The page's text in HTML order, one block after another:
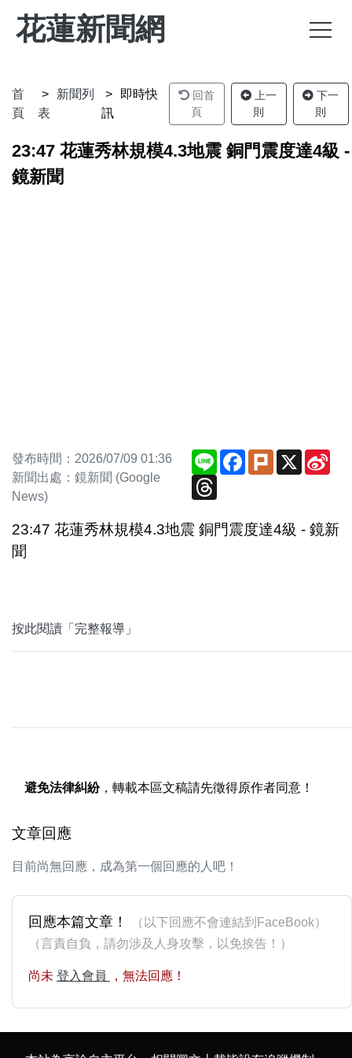
花蓮新聞網
首
頁
新聞列
表
即時快
訊
回首
頁
上一
則
下一
則
23:47 花蓮秀林規模4.3地震 銅門震度達4級 -
鏡新聞
發布時間：2026/07/09 01:36
新聞出處：鏡新聞 (Google
News)
Line Facebook
Plurk X
23:47 花蓮秀林規模4.3地震 銅門震度達4級 - 鏡新
聞
按此閱讀「完整報導」
避免法律糾紛，轉載本區文稿請先徵得原作者同意！
文章回應
目前尚無回應，成為第一個回應的人吧！
回應本篇文章！
（以下回應不會連結到FaceBook）
（言責自負，請勿涉及人身攻擊，以免挨告！）
尚未 登入會員 ，無法回應！